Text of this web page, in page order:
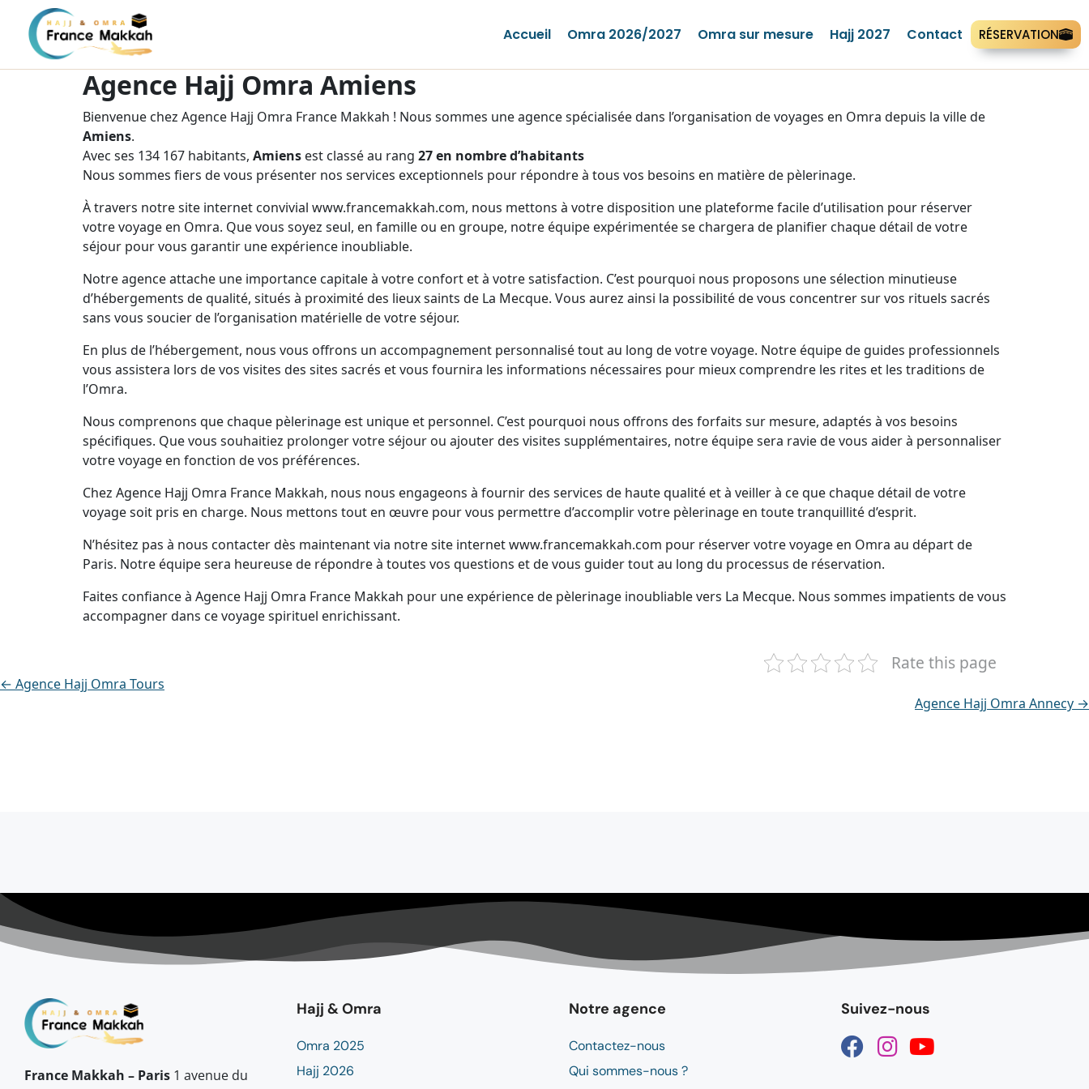
Accueil Omra 2026/2027 Omra sur mesure Hajj 2027 Contact RÉSERVATION
Agence Hajj Omra Amiens
Bienvenue chez Agence Hajj Omra France Makkah ! Nous sommes une agence spécialisée dans l’organisation de voyages en Omra depuis la ville de
Amiens.
Avec ses 134 167 habitants, Amiens est classé au rang 27 en nombre d’habitants
Nous sommes fiers de vous présenter nos services exceptionnels pour répondre à tous vos besoins en matière de pèlerinage.
À travers notre site internet convivial www.francemakkah.com, nous mettons à votre disposition une plateforme facile d’utilisation pour réserver
votre voyage en Omra. Que vous soyez seul, en famille ou en groupe, notre équipe expérimentée se chargera de planifier chaque détail de votre
séjour pour vous garantir une expérience inoubliable.
Notre agence attache une importance capitale à votre confort et à votre satisfaction. C’est pourquoi nous proposons une sélection minutieuse
d’hébergements de qualité, situés à proximité des lieux saints de La Mecque. Vous aurez ainsi la possibilité de vous concentrer sur vos rituels sacrés
sans vous soucier de l’organisation matérielle de votre séjour.
En plus de l’hébergement, nous vous offrons un accompagnement personnalisé tout au long de votre voyage. Notre équipe de guides professionnels
vous assistera lors de vos visites des sites sacrés et vous fournira les informations nécessaires pour mieux comprendre les rites et les traditions de
l’Omra.
Nous comprenons que chaque pèlerinage est unique et personnel. C’est pourquoi nous offrons des forfaits sur mesure, adaptés à vos besoins
spécifiques. Que vous souhaitiez prolonger votre séjour ou ajouter des visites supplémentaires, notre équipe sera ravie de vous aider à personnaliser
votre voyage en fonction de vos préférences.
Chez Agence Hajj Omra France Makkah, nous nous engageons à fournir des services de haute qualité et à veiller à ce que chaque détail de votre
voyage soit pris en charge. Nous mettons tout en œuvre pour vous permettre d’accomplir votre pèlerinage en toute tranquillité d’esprit.
N’hésitez pas à nous contacter dès maintenant via notre site internet www.francemakkah.com pour réserver votre voyage en Omra au départ de
Paris. Notre équipe sera heureuse de répondre à toutes vos questions et de vous guider tout au long du processus de réservation.
Faites confiance à Agence Hajj Omra France Makkah pour une expérience de pèlerinage inoubliable vers La Mecque. Nous sommes impatients de vous
accompagner dans ce voyage spirituel enrichissant.
Rate this page
← Agence Hajj Omra Tours
Agence Hajj Omra Annecy →
France Makkah – Paris 1 avenue du
Hajj & Omra
Omra 2025
Hajj 2026
Notre agence
Contactez-nous
Qui sommes-nous ?
Suivez-nous